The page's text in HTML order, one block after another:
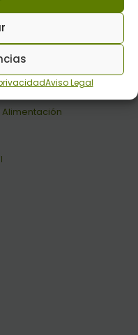
Aviso Legal
Mundo Rural y Medio
Alimentación